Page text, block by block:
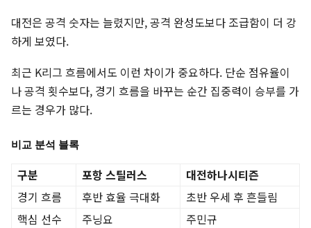
대전은 공격 숫자는 늘렸지만, 공격 완성도보다 조급함이 더 강
하게 보였다.
최근 K리그 흐름에서도 이런 차이가 중요하다. 단순 점유율이
나 공격 횟수보다, 경기 흐름을 바꾸는 순간 집중력이 승부를 가
르는 경우가 많다.
비교 분석 블록
구분 포항 스틸러스
대전하나시티즌
경기 흐름
후반 효율 극대화
초반 우세 후 흔들림
핵심 선수
주닝요
주민규